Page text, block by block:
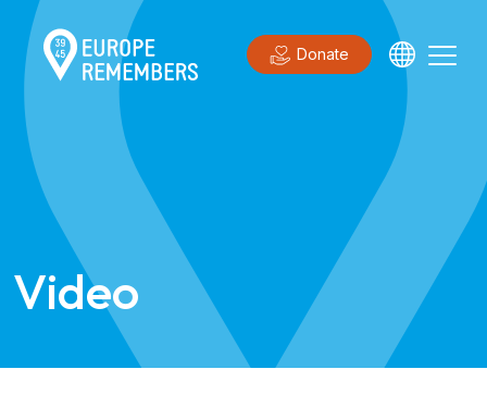
Donate
Video